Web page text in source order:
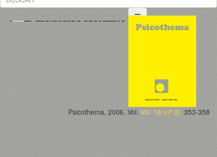
Psicothema, 2006. Vol. Vol. 18 (nº 3). 353-358